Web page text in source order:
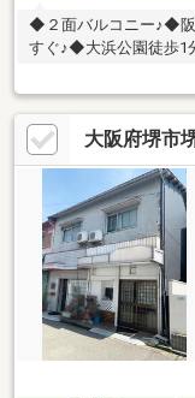
◆２面バルコニー♪◆阪
すぐ♪◆大浜公園徒歩1
大阪府堺市